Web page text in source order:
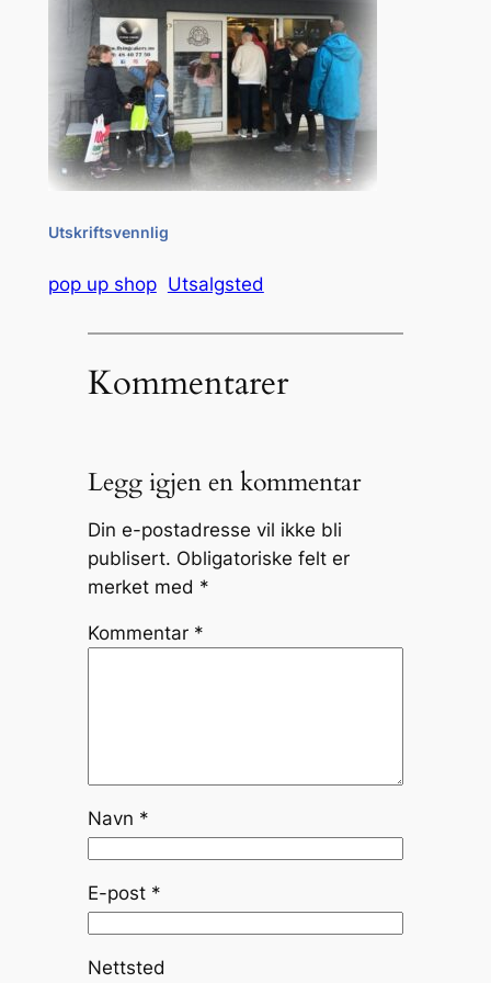
Utskriftsvennlig
pop up shop Utsalgsted
Kommentarer
Legg igjen en kommentar
Din e-postadresse vil ikke bli
publisert. Obligatoriske felt er
merket med *
Kommentar *
Navn *
E-post *
Nettsted